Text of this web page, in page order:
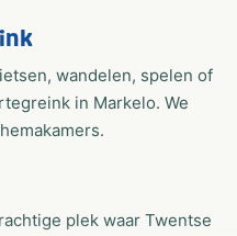
wandelen, spelen of
in Markelo. We
plek waar Twentse